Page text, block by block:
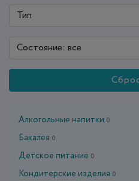
Тип
Состояние: все
Алкогольные напитки 0
Бакалея 0
Детское питание 0
Кондитерские изделия 0